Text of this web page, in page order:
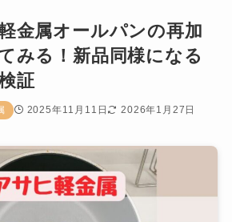
金属オールパンの再加
みる！新品同様になる
証
2025年11月11日 2026年1月27日